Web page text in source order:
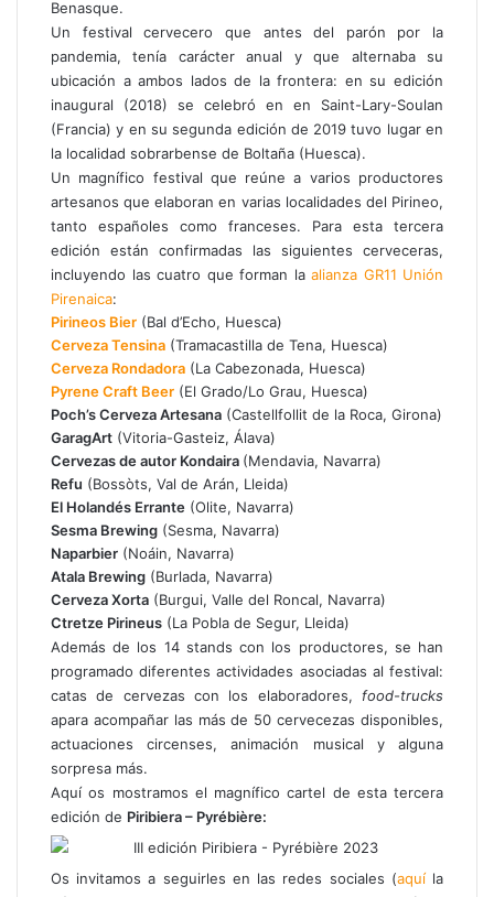
p
o
r
c
o
r
r
e
o
e
l
e
c
t
r
ó
n
i
c
o
Benasque.
Un festival cervecero que antes del parón por la
pandemia, tenía carácter anual y que alternaba su
ubicación a ambos lados de la frontera: en su edición
inaugural (2018) se celebró en en Saint-Lary-Soulan
(Francia) y en su segunda edición de 2019 tuvo lugar en
la localidad sobrarbense de Boltaña (Huesca).
Un magnífico festival que reúne a varios productores
artesanos que elaboran en varias localidades del Pirineo,
tanto españoles como franceses. Para esta tercera
edición están confirmadas las siguientes cerveceras,
incluyendo las cuatro que forman la alianza GR11 Unión
Pirenaica:
Pirineos Bier (Bal d’Echo, Huesca)
Cerveza Tensina (Tramacastilla de Tena, Huesca)
Cerveza Rondadora (La Cabezonada, Huesca)
Pyrene Craft Beer (El Grado/Lo Grau, Huesca)
Poch’s Cerveza Artesana (Castellfollit de la Roca, Girona)
GaragArt (Vitoria-Gasteiz, Álava)
Cervezas de autor Kondaira (Mendavia, Navarra)
Refu (Bossòts, Val de Arán, Lleida)
El Holandés Errante (Olite, Navarra)
Sesma Brewing (Sesma, Navarra)
Naparbier (Noáin, Navarra)
Atala Brewing (Burlada, Navarra)
Cerveza Xorta (Burgui, Valle del Roncal, Navarra)
Ctretze Pirineus (La Pobla de Segur, Lleida)
Además de los 14 stands con los productores, se han
programado diferentes actividades asociadas al festival:
catas de cervezas con los elaboradores, food-trucks
apara acompañar las más de 50 cervecezas disponibles,
actuaciones circenses, animación musical y alguna
sorpresa más.
Aquí os mostramos el magnífico cartel de esta tercera
edición de Piribiera – Pyrébière:
Os invitamos a seguirles en las redes sociales (aquíla